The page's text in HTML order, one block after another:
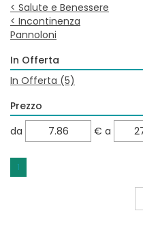
< Salute e Benessere
< Incontinenza
Pannoloni
In Offerta
In Offerta (5)
Prezzo
filtra
da € filtra
a
1